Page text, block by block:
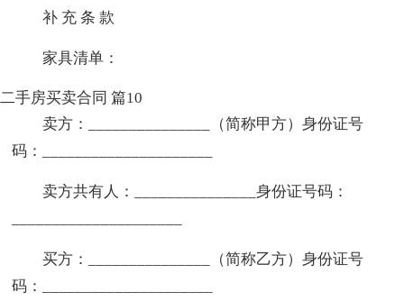
补 充 条 款
家具清单：
二手房买卖合同 篇10
卖方：_______________（简称甲方）身份证号
码：_____________________
卖方共有人：_______________身份证号码：
买方：_______________（简称乙方）身份证号
码：_____________________